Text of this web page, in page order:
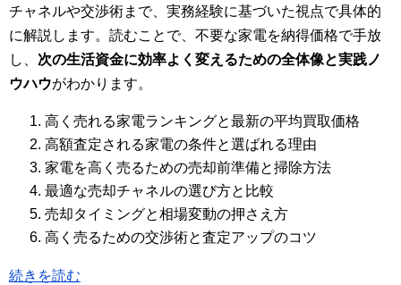
チャネルや交渉術まで、実務経験に基づいた視点で具体的
に解説します。読むことで、不要な家電を納得価格で手放
し、 次の生活資金に効率よく変えるための全体像と実践ノ
ウハウがわかります。
高く売れる家電ランキングと最新の平均買取価格
高額査定される家電の条件と選ばれる理由
家電を高く売るための売却前準備と掃除方法
最適な売却チャネルの選び方と比較
売却タイミングと相場変動の押さえ方
高く売るための交渉術と査定アップのコツ
続きを読む